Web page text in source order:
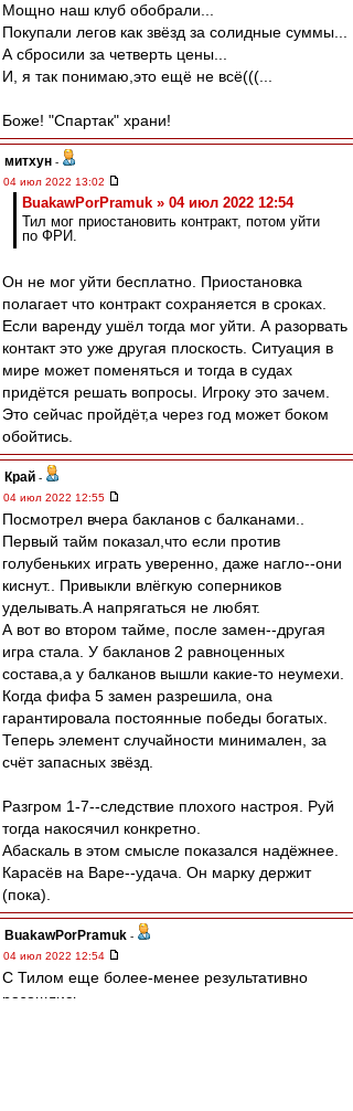
Мощно наш клуб обобрали...
Покупали легов как звёзд за солидные суммы...
А сбросили за четверть цены...
И, я так понимаю,это ещё не всё(((...
Боже! "Спартак" храни!
митхун -
04 июл 2022 13:02
BuakawPorPramuk » 04 июл 2022 12:54
Тил мог приостановить контракт, потом уйти
по ФРИ.
Он не мог уйти бесплатно. Приостановка
полагает что контракт сохраняется в сроках.
Если варенду ушёл тогда мог уйти. А разорвать
контакт это уже другая плоскость. Ситуация в
мире может поменяться и тогда в судах
придётся решать вопросы. Игроку это зачем.
Это сейчас пройдёт,а через год может боком
обойтись.
Край -
04 июл 2022 12:55
Посмотрел вчера бакланов с балканами..
Первый тайм показал,что если против
голубеньких играть уверенно, даже нагло--они
киснут.. Привыкли влёгкую соперников
уделывать.А напрягаться не любят.
А вот во втором тайме, после замен--другая
игра стала. У бакланов 2 равноценных
состава,а у балканов вышли какие-то неумехи.
Когда фифа 5 замен разрешила, она
гарантировала постоянные победы богатых.
Теперь элемент случайности минимален, за
счёт запасных звёзд.
Разгром 1-7--следствие плохого настроя. Руй
тогда накосячил конкретно.
Абаскаль в этом смысле показался надёжнее.
Карасёв на Варе--удача. Он марку держит
(пока).
BuakawPorPramuk -
04 июл 2022 12:54
С Тилом еще более-менее результативно
разошлись.